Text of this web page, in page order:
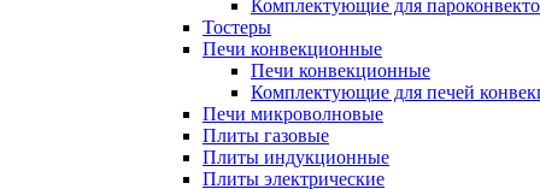
Комплектующие для
Тостеры
Печи конвекционные
Печи конвекционные
Комплектующие для печей
Печи микроволновые
Плиты газовые
Плиты индукционные
Плиты электрические